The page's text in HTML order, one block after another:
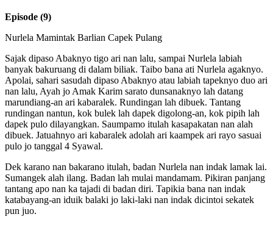
Episode (9)
Nurlela Mamintak Barlian Capek Pulang
Sajak dipaso Abaknyo tigo ari nan lalu, sampai Nurlela labiah
banyak bakuruang di dalam biliak. Taibo bana ati Nurlela agaknyo.
Apolai, sahari sasudah dipaso Abaknyo atau labiah tapeknyo duo ari
nan lalu, Ayah jo Amak Karim sarato dunsanaknyo lah datang
marundiang-an ari kabaralek. Rundingan lah dibuek. Tantang
rundingan nantun, kok bulek lah dapek digolong-an, kok pipih lah
dapek pulo dilayangkan. Saumpamo itulah kasapakatan nan alah
dibuek. Jatuahnyo ari kabaralek adolah ari kaampek ari rayo sasuai
pulo jo tanggal 4 Syawal.
Dek karano nan bakarano itulah, badan Nurlela nan indak lamak lai.
Sumangek alah ilang. Badan lah mulai mandamam. Pikiran panjang
tantang apo nan ka tajadi di badan diri. Tapikia bana nan indak
katabayang-an iduik balaki jo laki-laki nan indak dicintoi sekatek
pun juo.